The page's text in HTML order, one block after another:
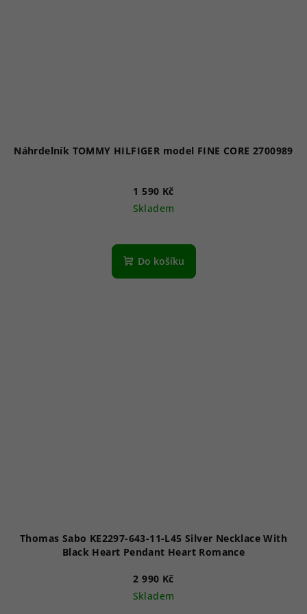
Náhrdelník TOMMY HILFIGER model FINE CORE 2700989
1 590 Kč
Skladem
Do košíku
Thomas Sabo KE2297-643-11-L45 Silver Necklace With
Black Heart Pendant Heart Romance
2 990 Kč
Skladem